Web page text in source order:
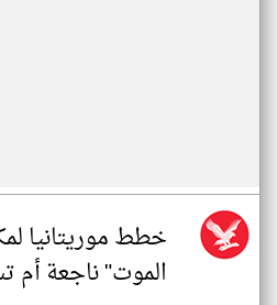
خطط موريتانيا
الموت" ناجعة